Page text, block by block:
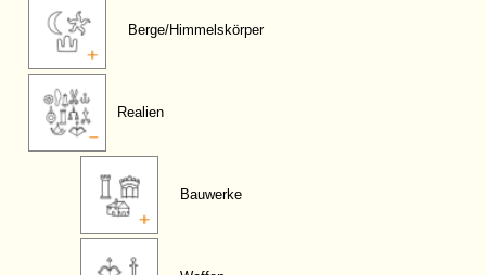
Berge/Himmelskörper
Realien
Bauwerke